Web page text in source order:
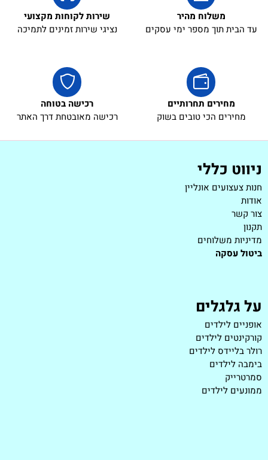
משלוח מהיר
עד הבית תוך מספר ימי עסקים
שירות לקוחות מקצועי
נציגי שירות זמינים לתמיכה
מחירים תחרותיים
מחירים הכי טובים בשוק
רכישה בטוחה
רכישה מאובטחת דרך האתר
ניווט כללי
חנות צעצועים אונליין
אודות
צור קשר
תקנון
מדיניות משלוחים
ביטול עסקה
על גלגלים
אופניים לילדים
קורקינטים לילדים
רולר בליידס לילדים
בימבה לילדים
סמרטרייק
ממונעים לילדים